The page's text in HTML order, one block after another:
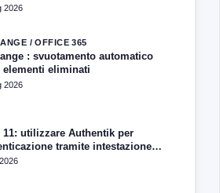
2026
/ OFFICE 365
: svuotamento automatico
elementi eliminati
2026
11: utilizzare Authentik per
tramite intestazione